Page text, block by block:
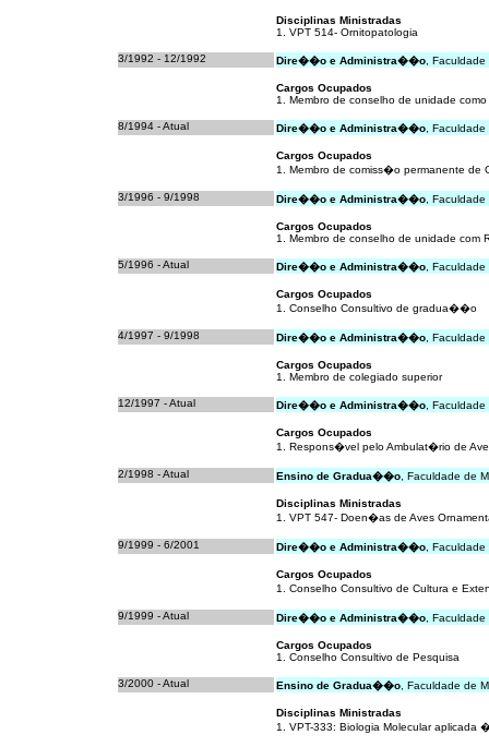
Disciplinas Ministradas
1. VPT 514- Ornitopatologia
3/1992 - 12/1992 Dire��o e Administra��o ,
Cargos Ocupados
1. Membro de conselho de unidade
8/1994 - Atual Dire��o e Administra��o ,
Cargos Ocupados
1. Membro de comiss�o permanente
3/1996 - 9/1998 Dire��o e Administra��o ,
Cargos Ocupados
1. Membro de conselho de unidade com
5/1996 - Atual Dire��o e Administra��o ,
Cargos Ocupados
1. Conselho Consultivo de gradua��o
4/1997 - 9/1998 Dire��o e Administra��o ,
Cargos Ocupados
1. Membro de colegiado superior
12/1997 - Atual Dire��o e Administra��o ,
Cargos Ocupados
1. Respons�vel pelo Ambulat�rio de
2/1998 - Atual Ensino de Gradua��o , Faculdade de
Disciplinas Ministradas
1. VPT 547- Doen�as de Aves
9/1999 - 6/2001 Dire��o e Administra��o ,
Cargos Ocupados
1. Conselho Consultivo de Cultura e
9/1999 - Atual Dire��o e Administra��o ,
Cargos Ocupados
1. Conselho Consultivo de Pesquisa
3/2000 - Atual Ensino de Gradua��o , Faculdade de
Disciplinas Ministradas
1. VPT-333: Biologia Molecular aplicada